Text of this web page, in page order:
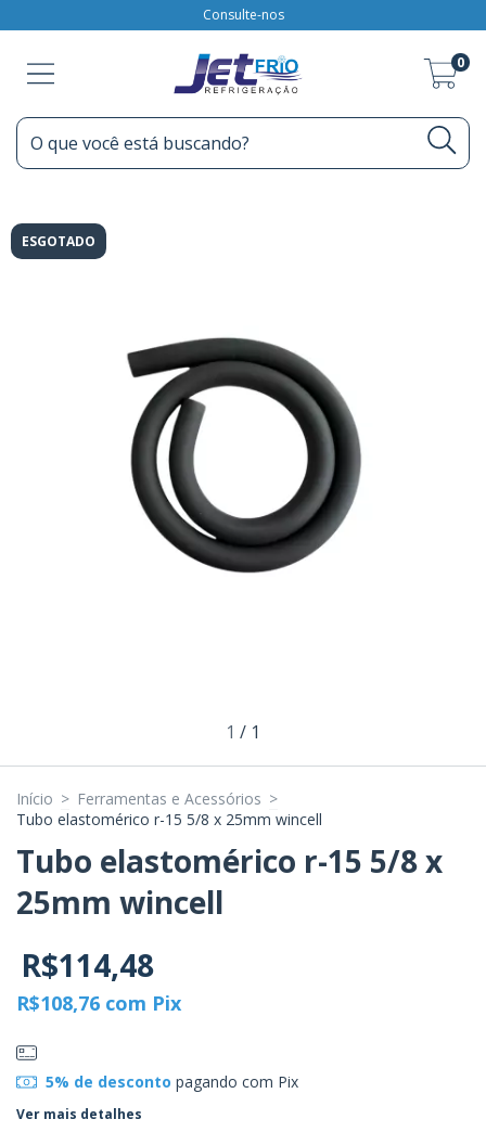
Consulte-nos
0
ESGOTADO
1 / 1
Início > Ferramentas e Acessórios >
Tubo elastomérico r-15 5/8 x 25mm wincell
Tubo elastomérico r-15 5/8 x
25mm wincell
R$114,48
R$108,76 com Pix
5% de desconto pagando com Pix
Ver mais detalhes